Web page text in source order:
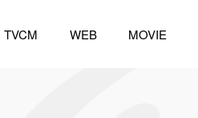
TVCM WEB MOVIE